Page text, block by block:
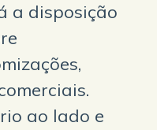
a disposição
ao lado e